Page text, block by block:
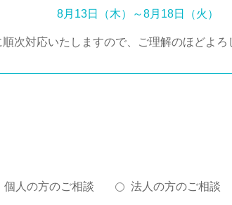
8月13日（木）～8月18日（火）
順次対応いたしますので、 ご理解のほどよろ
個人の方のご相談 法人の方のご相談